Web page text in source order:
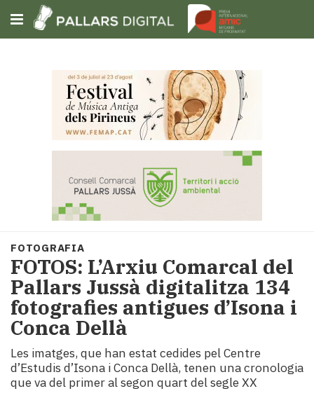
Subscriu-t'hi
Portada
Societat
Política
i
municipis
Economia
i
Cultura
Esports
Mai
FOTOGRAFIA
FOTOS: L’Arxiu Comarcal del
Pallars Jussà digitalitza 134
fotografies antigues d’Isona i
Conca Dellà
Les imatges, que han estat cedides pel Centre
d’Estudis d’Isona i Conca Dellà, tenen una cronologia
que va del primer al segon quart del segle XX